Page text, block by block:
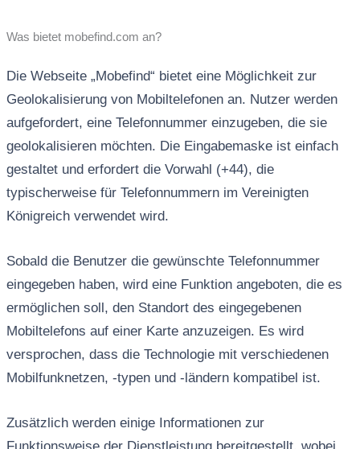
Was bietet mobefind.com an?
Die Webseite „Mobefind“ bietet eine Möglichkeit zur
Geolokalisierung von Mobiltelefonen an. Nutzer werden
aufgefordert, eine Telefonnummer einzugeben, die sie
geolokalisieren möchten. Die Eingabemaske ist einfach
gestaltet und erfordert die Vorwahl (+44), die
typischerweise für Telefonnummern im Vereinigten
Königreich verwendet wird.
Sobald die Benutzer die gewünschte Telefonnummer
eingegeben haben, wird eine Funktion angeboten, die es
ermöglichen soll, den Standort des eingegebenen
Mobiltelefons auf einer Karte anzuzeigen. Es wird
versprochen, dass die Technologie mit verschiedenen
Mobilfunknetzen, -typen und -ländern kompatibel ist.
Zusätzlich werden einige Informationen zur